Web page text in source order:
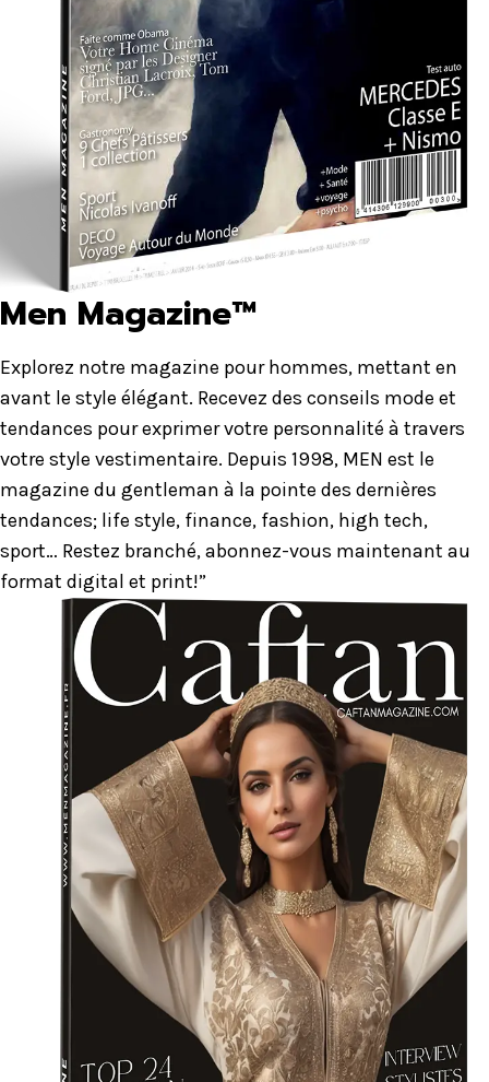
Men Magazine™
Explorez notre magazine pour hommes, mettant en
avant le style élégant. Recevez des conseils mode et
tendances pour exprimer votre personnalité à travers
votre style vestimentaire. Depuis 1998, MEN est le
magazine du gentleman à la pointe des dernières
tendances; life style, finance, fashion, high tech,
sport… Restez branché, abonnez-vous maintenant au
format digital et print!”